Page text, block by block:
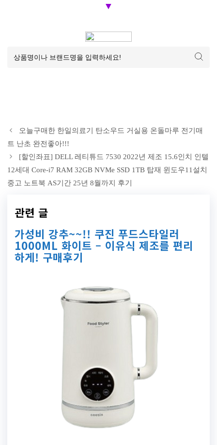
▼
오늘구매한 한일의료기 탄소우드 거실용 온돌마루 전기매
트 난초 완전좋아!!!
[할인좌표] DELL 레티튜드 7530 2022년 제조 15.6인치 인텔
12세대 Core-i7 RAM 32GB NVMe SSD 1TB 탑재 윈도우11설치
중고 노트북 AS기간 25년 8월까지 후기
관련 글
가성비 강추~~!! 쿠진 푸드스타일러
1000ML 화이트 – 이유식 제조를 편리
하게! 구매후기